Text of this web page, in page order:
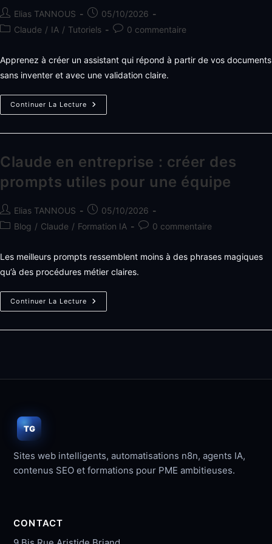
Auteur/autrice
de
Elias TANNOUS
Publication
publiée :
05/10/2026
PostClaude / IA / Tutoriels
Commentaires
publication :
0 commentaire
Apprenez à créer un assistant qui répond à partir de vos documents
sans inventer et avec une validation claire.
Continuer La Lecture
Créer
Un
Vos
Documents
Claude en entreprise : créer des
prompts utiles pour une équipe
Auteur/autrice
de
Elias TANNOUS
Publication
publiée :
05/10/2026
PostBlog / Claude / Formation IA
Commentaires
publication :
0 commentaire
Les meilleurs prompts ressemblent moins à des phrases magiques
qu’à des procédures métier claires.
Continuer La Lecture
Claude
En
Une
TG
Sites web intelligents, automatisations n8n, agents IA,
contenus SEO et formations pour PME ambitieuses.
CONTACT